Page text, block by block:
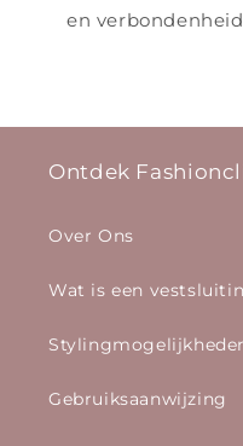
en
Ontdek
Over Ons
Wat is een
Gebruiksaanwijzing